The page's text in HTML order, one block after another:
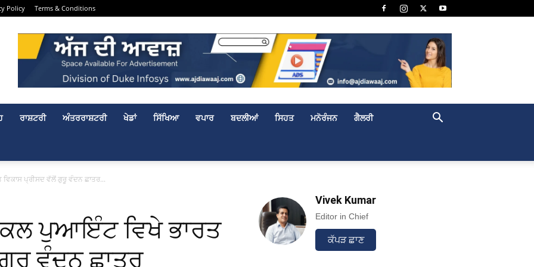
Policy Terms & Conditions
ਰਾਸ਼ਟਰੀ ਅੰਤਰਰਾਸ਼ਟਰੀ ਖੇਡਾਂ ਸਿੱਖਿਆ ਵਪਾਰ ਬਦਲੀਆਂ ਸਿਹਤ ਮਨੋਰੰਜਨ ਗੈਲਰੀ
ਪ੍ਰੀਸਦ ਵੱਲੋਂ ਗੁਰੂ ਵੰਦਨ ਛਾਤਰ...
ਪੁਆਇੰਟ ਵਿਖੇ ਭਾਰਤ
ਵੰਦਨ ਛਾਤਰ
Vivek Kumar
Editor in Chief
ਕੱਪੜ ਛਾਣ